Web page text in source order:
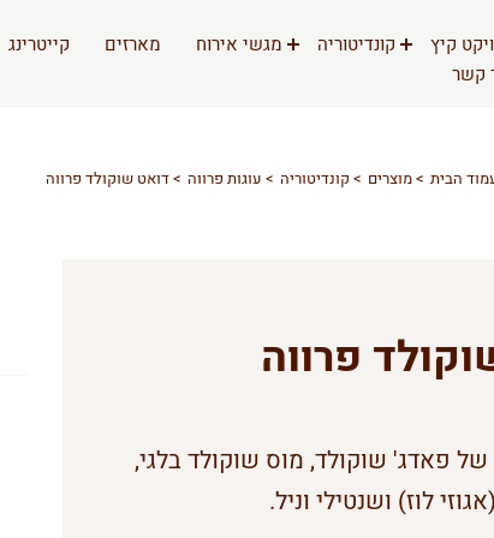
קיץ קונדיטוריה מגשי אירוח מארזים קייטרינג
קשר
הבית מוצרים קונדיטוריה עוגות פרווה דואט שוקולד פרווה
פרווה
פאדג' שוקולד, מוס שוקולד בלגי,
לוז) ושנטילי וניל.